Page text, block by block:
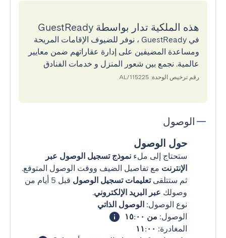
هذه الملكية تدار بواسطة GuestReady
في GuestReady ، نوفر للضيوف الإقامات المريحة
ومساعدة المضيفين على إدارة عقاراتهم ضمن معايير
عالمية. نجمع بين شعور المنزل و خدمات الفنادق
رقم ترخيص الوحدة: 115225/AL
الوصول
حول الوصول
ستحتاج إلى ملء نموذج تسجيل الوصول عبر
الإنترنت مع تفاصيل الضيف ووقت الوصول المتوقع.
ثم ستتلقىتعليمات تسجيل الوصول
قبل 5 أيام من
وصولك عبر البريد الإلكتروني.
نوع الوصول: الوصول الذاتي
الوصول: من ١٥:٠٠
المغادرة: ١١:٠٠